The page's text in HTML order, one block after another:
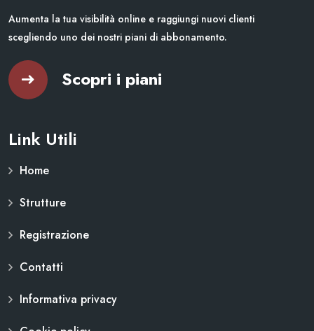
Aumenta la tua visibilità online e raggiungi nuovi clienti
scegliendo uno dei nostri piani di abbonamento.
Scopri i piani
Link Utili
Home
Strutture
Registrazione
Contatti
Informativa privacy